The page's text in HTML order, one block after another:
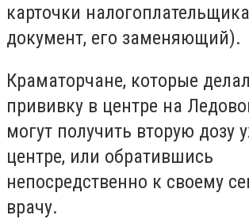
карточки
документ, его заменяющий).
Краматорчане, которые
прививку в центре на
могут получить вторую дозу
центре, или обратившись
непосредственно к своему
врачу.